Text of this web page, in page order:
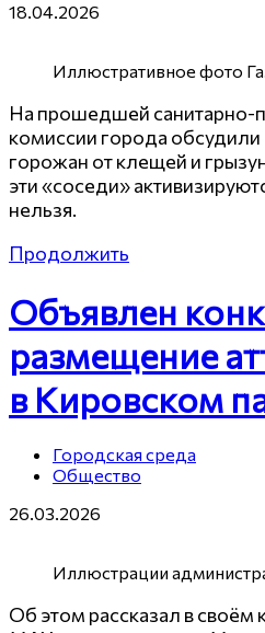
18.04.2026
Иллюстративное фото
На прошедшей санитарно-
комиссии города обсудили
горожан от клещей и
эти «соседи»
нельзя.
Продолжить
Объявлен
размещение
в Кировском
Городская среда
Общество
26.03.2026
Иллюстрации
Об этом рассказал в своём